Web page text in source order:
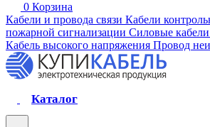
0 Корзина
Кабели и провода связи Кабели
пожарной сигнализации Силовые кабели
Кабель высокого напряжения Провод
Каталог